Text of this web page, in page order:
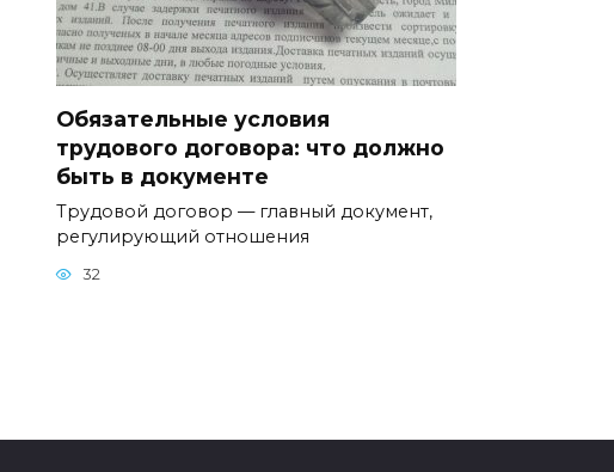
Обязательные условия
трудового договора: что должно
быть в документе
Трудовой договор — главный документ,
регулирующий отношения
32